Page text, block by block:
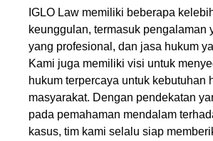
IGLO Law memiliki beberapa
keunggulan, termasuk pengalaman
yang profesional, dan jasa hukum
Kami juga memiliki visi untuk
hukum terpercaya untuk kebutuhan
masyarakat. Dengan pendekatan
pada pemahaman mendalam
kasus, tim kami selalu siap